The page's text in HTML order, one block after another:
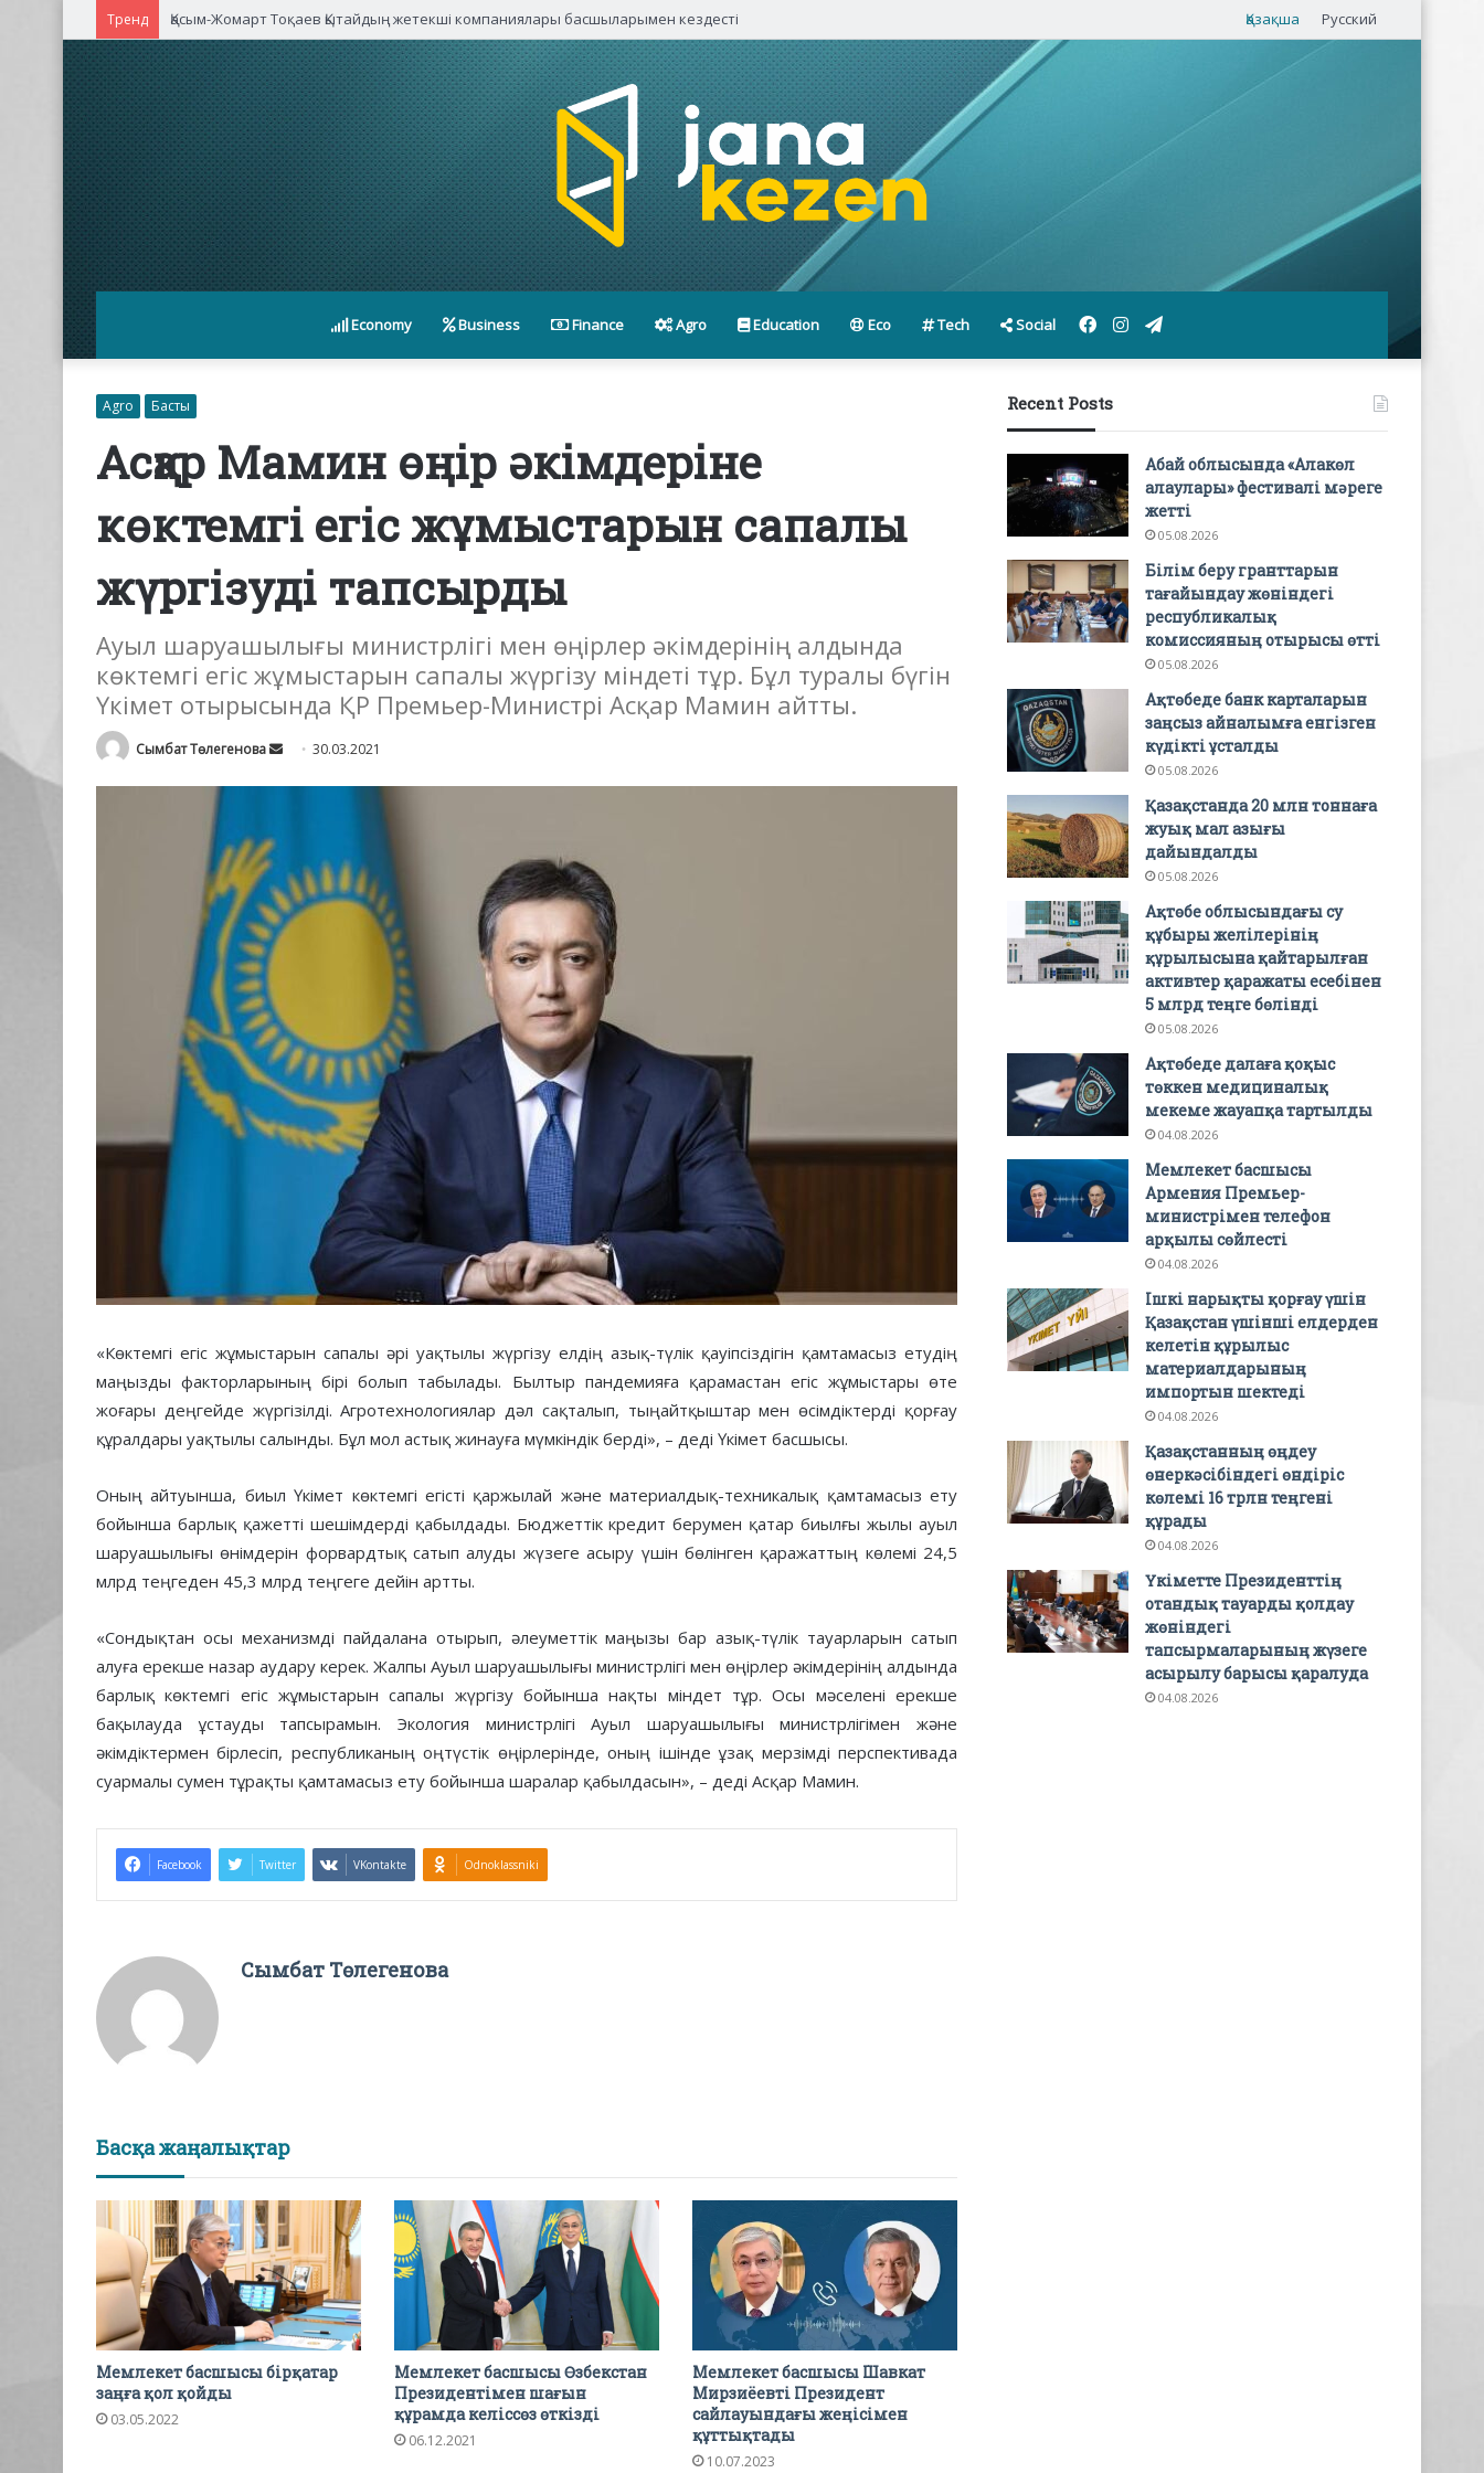
Тренд Қасым-Жомарт Тоқаев Қытайдың жетекші компаниялары басшыларымен кездесті Қазақша Русский
Economy Business Finance Agro Education Eco Tech Social Telegram
Instagram
Facebook
Agro Басты
Асқар Мамин өңір әкімдеріне
көктемгі егіс жұмыстарын сапалы
жүргізуді тапсырды
Ауыл шаруашылығы министрлігі мен өңірлер әкімдерінің алдында
көктемгі егіс жұмыстарын сапалы жүргізу міндеті тұр. Бұл туралы бүгін
Үкімет отырысында ҚР Премьер-Министрі Асқар Мамин айтты.
Сымбат Төлегенова
Send 30.03.2021
«Көктемгі егіс жұмыстарын сапалы әрі уақтылы жүргізу елдің азық-түлік қауіпсіздігін қамтамасыз етудің
маңызды факторларының бірі болып табылады. Былтыр пандемияға қарамастан егіс жұмыстары өте
жоғары деңгейде жүргізілді. Агротехнологиялар дәл сақталып, тыңайтқыштар мен өсімдіктерді қорғау
құралдары уақтылы салынды. Бұл мол астық жинауға мүмкіндік берді», – деді Үкімет басшысы.
Оның айтуынша, биыл Үкімет көктемгі егісті қаржылай және материалдық-техникалық қамтамасыз ету
бойынша барлық қажетті шешімдерді қабылдады. Бюджеттік кредит берумен қатар биылғы жылы ауыл
шаруашылығы өнімдерін форвардтық сатып алуды жүзеге асыру үшін бөлінген қаражаттың көлемі 24,5
млрд теңгеден 45,3 млрд теңгеге дейін артты.
«Сондықтан осы механизмді пайдалана отырып, әлеуметтік маңызы бар азық-түлік тауарларын сатып
алуға ерекше назар аудару керек. Жалпы Ауыл шаруашылығы министрлігі мен өңірлер әкімдерінің алдында
барлық көктемгі егіс жұмыстарын сапалы жүргізу бойынша нақты міндет тұр. Осы мәселені ерекше
бақылауда ұстауды тапсырамын. Экология министрлігі Ауыл шаруашылығы министрлігімен және
әкімдіктермен бірлесіп, республиканың оңтүстік өңірлерінде, оның ішінде ұзақ мерзімді перспективада
суармалы сумен тұрақты қамтамасыз ету бойынша шаралар қабылдасын», – деді Асқар Мамин.
Facebook Twitter VKontakte Odnoklassniki
Сымбат Төлегенова
Басқа жаңалықтар
Мемлекет басшысы бірқатар
заңға қол қойды
03.05.2022
Мемлекет басшысы Өзбекстан
Президентімен шағын
құрамда келіссөз өткізді
06.12.2021
Мемлекет басшысы Шавкат
Мирзиёевті Президент
сайлауындағы жеңісімен
құттықтады
10.07.2023
Recent Posts
Абай облысында «Алакөл
алаулары» фестивалі мәреге
жетті
05.08.2026
Білім беру гранттарын
тағайындау жөніндегі
республикалық
комиссияның отырысы өтті
05.08.2026
Ақтөбеде банк карталарын
заңсыз айналымға енгізген
күдікті ұсталды
05.08.2026
Қазақстанда 20 млн тоннаға
жуық мал азығы
дайындалды
05.08.2026
Ақтөбе облысындағы су
құбыры желілерінің
құрылысына қайтарылған
активтер қаражаты есебінен
5 млрд теңге бөлінді
05.08.2026
Ақтөбеде далаға қоқыс
төккен медициналық
мекеме жауапқа тартылды
04.08.2026
Мемлекет басшысы
Армения Премьер-
министрімен телефон
арқылы сөйлесті
04.08.2026
Ішкі нарықты қорғау үшін
Қазақстан үшінші елдерден
келетін құрылыс
материалдарының
импортын шектеді
04.08.2026
Қазақстанның өңдеу
өнеркәсібіндегі өндіріс
көлемі 16 трлн теңгені
құрады
04.08.2026
Үкіметте Президенттің
отандық тауарды қолдау
жөніндегі
тапсырмаларының жүзеге
асырылу барысы қаралуда
04.08.2026